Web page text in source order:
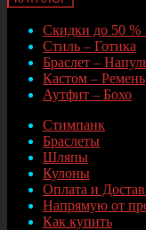
Скидки до 50 %
Стиль – Готика
Браслет –
Кастом – Ремень
Аутфит – Бохо
Стимпанк
Браслеты
Шляпы
Кулоны
Оплата и
Напрямую от
Как купить